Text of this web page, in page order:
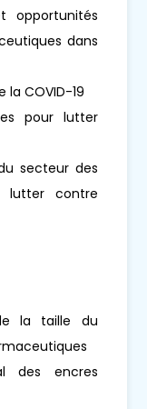
opportunités
dans
la COVID-19
pour lutter
secteur des
lutter contre
la taille du
des encres